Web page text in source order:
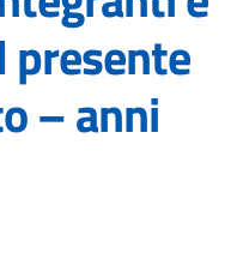
presente
– anni